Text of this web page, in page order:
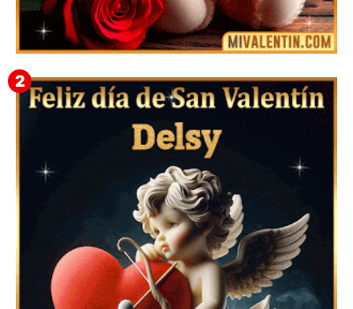
🎁 Imágenes Gif Personalizadas con Nombres para
San Valentín 2026 💘